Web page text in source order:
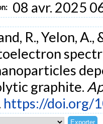
08 avr. 2025
R., Yelon, A.,
graphite.
https://doi.org/